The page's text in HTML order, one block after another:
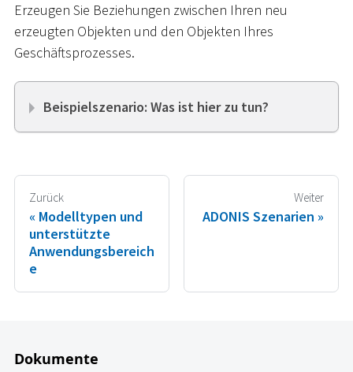
Erzeugen Sie Beziehungen zwischen Ihren neu
erzeugten Objekten und den Objekten Ihres
Geschäftsprozesses.
Beispielszenario: Was ist hier zu tun?
Zurück
Modelltypen und
unterstützte
Anwendungsbereich
e
Weiter
ADONIS Szenarien
Dokumente